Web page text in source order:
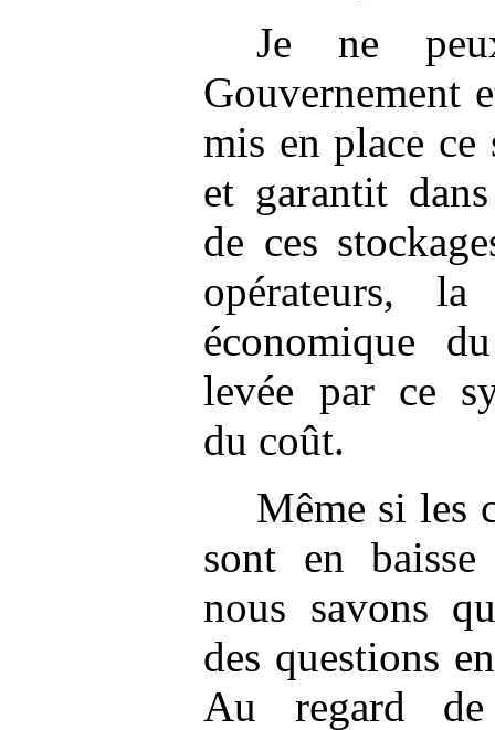
Je ne
Gouvernement
mis en place ce
et garantit
de ces
opérateurs,
économique
levée par ce
du coût.
Même si les
sont en
nous savons
des questions
Au regard